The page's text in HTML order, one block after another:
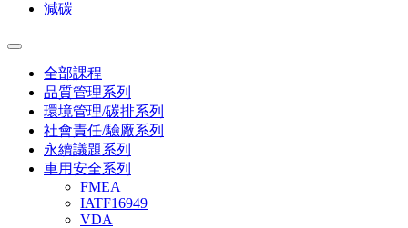
減碳
全部課程
品質管理系列
環境管理/碳排系列
社會責任/驗廠系列
永續議題系列
車用安全系列
FMEA
IATF16949
VDA